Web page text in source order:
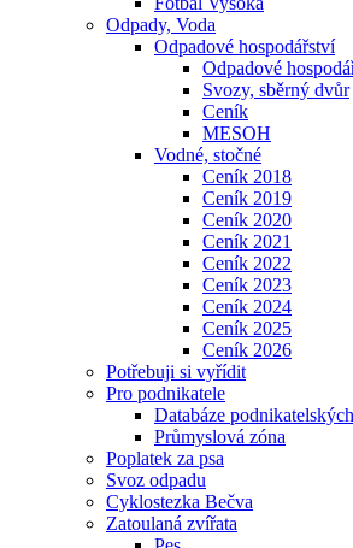
Odpady, Voda
Odpadové hospodářství
Odpadové
Svozy, sběrný dvůr
Ceník
MESOH
Vodné, stočné
Ceník 2018
Ceník 2019
Ceník 2020
Ceník 2021
Ceník 2022
Ceník 2023
Ceník 2024
Ceník 2025
Ceník 2026
Potřebuji si vyřídit
Pro podnikatele
Databáze
Průmyslová zóna
Poplatek za psa
Svoz odpadu
Cyklostezka Bečva
Zatoulaná zvířata